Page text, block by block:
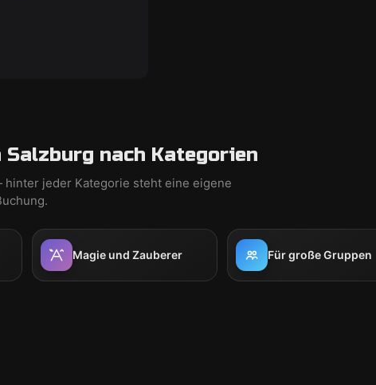
Salzburg nach Kategorien
jeder Kategorie steht eine eigene
Magie und Zauberer Für große Gruppen